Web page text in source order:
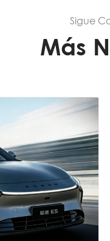
Sigue
Más